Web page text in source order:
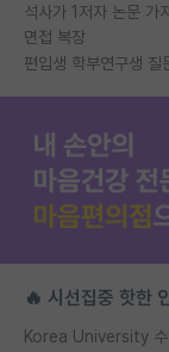
석사가 1저자 논문 가
면접 복장
편입생 학부연구생 질
🔥 시선집중 핫한